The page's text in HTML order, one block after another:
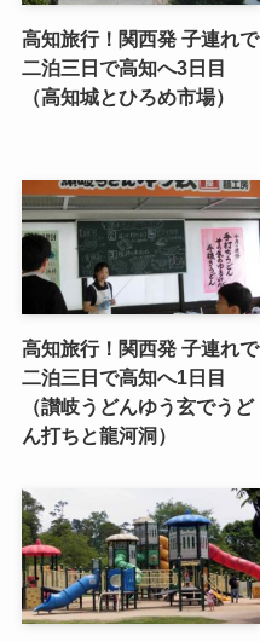
高知旅行！関西発 子連れで
二泊三日で高知へ3日目
（高知城とひろめ市場）
高知旅行！関西発 子連れで
二泊三日で高知へ1日目
（讃岐うどんゆう玄でうど
ん打ちと龍河洞）